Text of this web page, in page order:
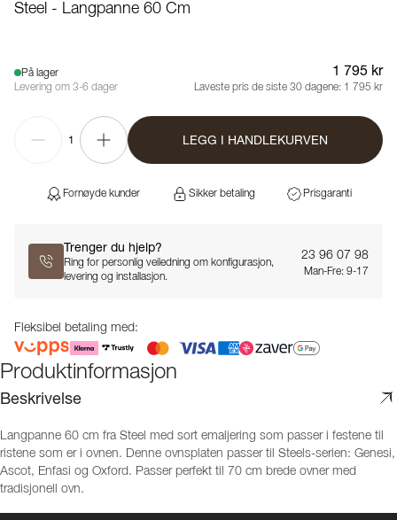
Steel - Langpanne 60 Cm
På lager
Levering om 3-6 dager
1 795 kr
Laveste pris de siste 30 dagene: 1 795 kr
1 LEGG I HANDLEKURVEN
Fornøyde kunder Sikker betaling Prisgaranti
Trenger du hjelp?
Ring for personlig veiledning om konfigurasjon,
levering og installasjon.
23 96 07 98
Man-Fre: 9-17
Fleksibel betaling med:
Produktinformasjon
Beskrivelse
Langpanne 60 cm fra Steel med sort emaljering som passer i festene til
ristene som er i ovnen. Denne ovnsplaten passer til Steels-serien: Genesi,
Ascot, Enfasi og Oxford. Passer perfekt til 70 cm brede ovner med
tradisjonell ovn.